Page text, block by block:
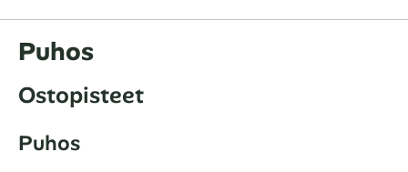
Puhos
Ostopisteet
Puhos